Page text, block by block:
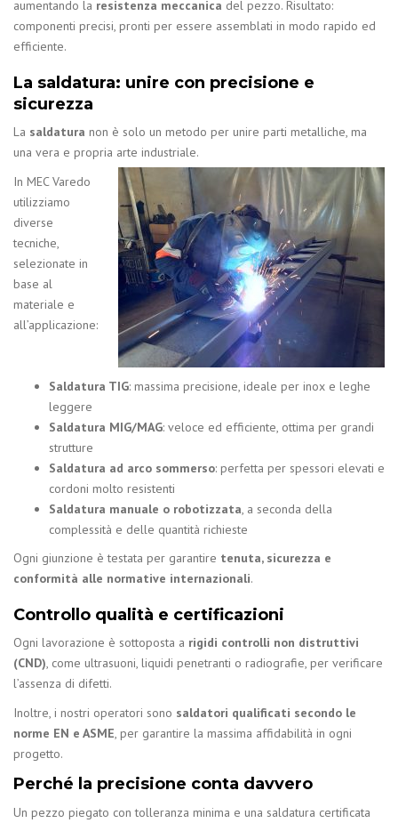
aumentando la resistenza meccanica del pezzo. Risultato:
componenti precisi, pronti per essere assemblati in modo rapido ed
efficiente.
La saldatura: unire con precisione e
sicurezza
La saldatura non è solo un metodo per unire parti metalliche, ma
una vera e propria arte industriale.
In MEC Varedo
utilizziamo
diverse
tecniche,
selezionate in
base al
materiale e
all’applicazione:
Saldatura TIG: massima precisione, ideale per inox e leghe
leggere
Saldatura MIG/MAG: veloce ed efficiente, ottima per grandi
strutture
Saldatura ad arco sommerso: perfetta per spessori elevati e
cordoni molto resistenti
Saldatura manuale o robotizzata, a seconda della
complessità e delle quantità richieste
Ogni giunzione è testata per garantire tenuta, sicurezza e
conformità alle normative internazionali.
Controllo qualità e certificazioni
Ogni lavorazione è sottoposta a rigidi controlli non distruttivi
(CND), come ultrasuoni, liquidi penetranti o radiografie, per verificare
l’assenza di difetti.
Inoltre, i nostri operatori sono saldatori qualificati secondo le
norme EN e ASME, per garantire la massima affidabilità in ogni
progetto.
Perché la precisione conta davvero
Un pezzo piegato con tolleranza minima e una saldatura certificata